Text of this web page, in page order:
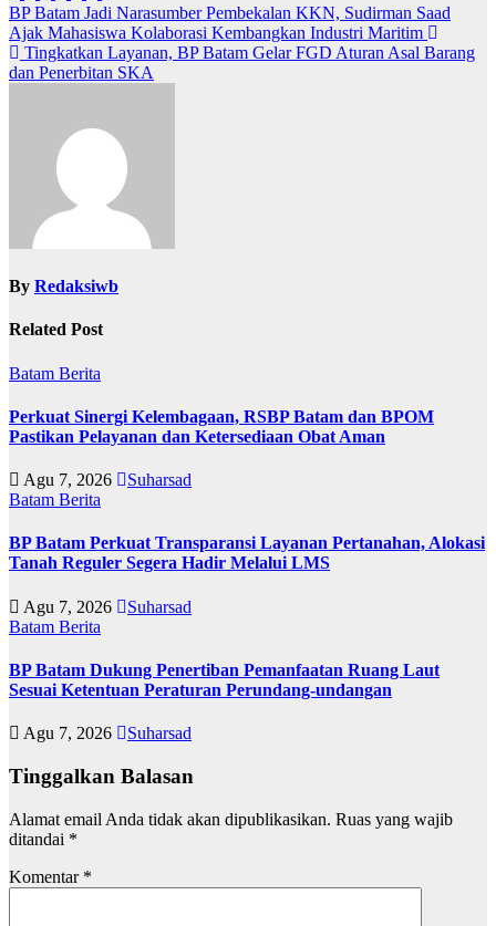
Navigasi
pos
BP Batam Jadi Narasumber Pembekalan KKN, Sudirman Saad
Ajak Mahasiswa Kolaborasi Kembangkan Industri Maritim
Tingkatkan Layanan, BP Batam Gelar FGD Aturan Asal Barang
dan Penerbitan SKA
By Redaksiwb
Related Post
Batam Berita
Perkuat Sinergi Kelembagaan, RSBP Batam dan BPOM
Pastikan Pelayanan dan Ketersediaan Obat Aman
Agu 7, 2026
Suharsad
Batam Berita
BP Batam Perkuat Transparansi Layanan Pertanahan, Alokasi
Tanah Reguler Segera Hadir Melalui LMS
Agu 7, 2026
Suharsad
Batam Berita
BP Batam Dukung Penertiban Pemanfaatan Ruang Laut
Sesuai Ketentuan Peraturan Perundang-undangan
Agu 7, 2026 Suharsad
Tinggalkan Balasan
Alamat email Anda tidak akan dipublikasikan. Ruas yang wajib
ditandai *
Komentar *